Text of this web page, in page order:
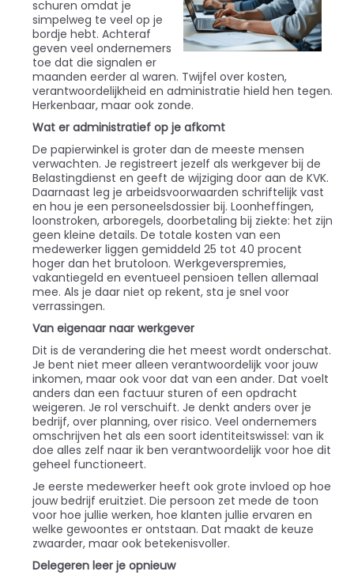
schuren omdat je
simpelweg te veel op je
bordje hebt. Achteraf
geven veel ondernemers
toe dat die signalen er
maanden eerder al waren. Twijfel over kosten,
verantwoordelijkheid en administratie hield hen tegen.
Herkenbaar, maar ook zonde.
Wat er administratief op je afkomt
De papierwinkel is groter dan de meeste mensen
verwachten. Je registreert jezelf als werkgever bij de
Belastingdienst en geeft de wijziging door aan de KVK.
Daarnaast leg je arbeidsvoorwaarden schriftelijk vast
en hou je een personeelsdossier bij. Loonheffingen,
loonstroken, arboregels, doorbetaling bij ziekte: het zijn
geen kleine details. De totale kosten van een
medewerker liggen gemiddeld 25 tot 40 procent
hoger dan het brutoloon. Werkgeverspremies,
vakantiegeld en eventueel pensioen tellen allemaal
mee. Als je daar niet op rekent, sta je snel voor
verrassingen.
Van eigenaar naar werkgever
Dit is de verandering die het meest wordt onderschat.
Je bent niet meer alleen verantwoordelijk voor jouw
inkomen, maar ook voor dat van een ander. Dat voelt
anders dan een factuur sturen of een opdracht
weigeren. Je rol verschuift. Je denkt anders over je
bedrijf, over planning, over risico. Veel ondernemers
omschrijven het als een soort identiteitswissel: van ik
doe alles zelf naar ik ben verantwoordelijk voor hoe dit
geheel functioneert.
Je eerste medewerker heeft ook grote invloed op hoe
jouw bedrijf eruitziet. Die persoon zet mede de toon
voor hoe jullie werken, hoe klanten jullie ervaren en
welke gewoontes er ontstaan. Dat maakt de keuze
zwaarder, maar ook betekenisvoller.
Delegeren leer je opnieuw